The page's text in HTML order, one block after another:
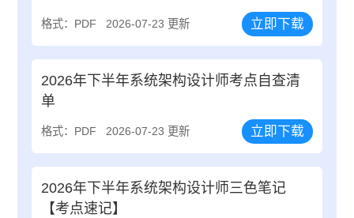
格式：PDF 2026-07-23 更新 立即下载
2026年下半年系统架构设计师考点自查清
单
格式：PDF 2026-07-23 更新 立即下载
2026年下半年系统架构设计师三色笔记
【考点速记】